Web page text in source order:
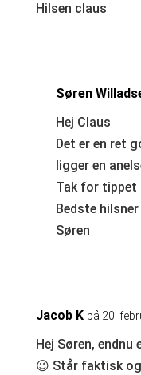
Hilsen claus
Søren
Hej Claus
Det er en ret
ligger en
Tak for tippet
Bedste hilsner
Søren
Jacob K på 20.
Hej Søren,
😉 Står faktisk